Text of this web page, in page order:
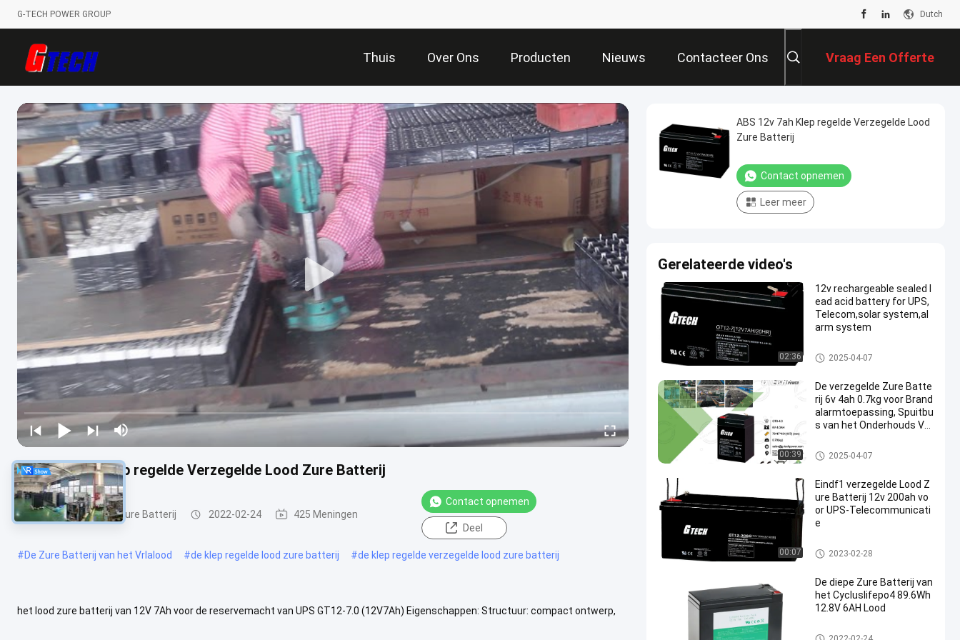
G-TECH POWER GROUP Dutch
Thuis Over Ons Producten Nieuws Contacteer Ons Vraag Een Offerte
Aan
ABS 12v 7ah Klep regelde Verzegelde Lood Zure Batterij
VRLA regelde Lood Zure Batterij 2022-02-24 425 Meningen
Contact opnemen
Deel
#De Zure Batterij van het Vrlalood #de klep regelde lood zure batterij #de klep regelde verzegelde lood zure batterij
het lood zure batterij van 12V 7Ah voor de reservemacht van UPS GT12-7.0 (12V7Ah) Eigenschappen: Structuur: compact ontwerp,
ABS 12v 7ah Klep regelde Verzegelde Lood
Zure Batterij
Contact opnemen
Leer meer
Gerelateerde video's
02:36
12v rechargeable sealed l
ead acid battery for UPS,
Telecom,solar system,al
arm system
VRLA regelde Lood Zure Batter
ij
2025-04-07
00:39
De verzegelde Zure Batte
rij 6v 4ah 0.7kg voor Brand
alarmtoepassing, Spuitbu
s van het Onderhouds Vrij
VRLA regelde Lood Zure Batter
ij
2025-04-07
00:07
Eindf1 verzegelde Lood Z
ure Batterij 12v 200ah vo
or UPS-Telecommunicati
e
VRLA regelde Lood Zure Batter
ij
2023-02-28
De diepe Zure Batterij van
het Cycluslifepo4 89.6Wh
12.8V 6AH Lood
VRLA regelde Lood Zure Batter